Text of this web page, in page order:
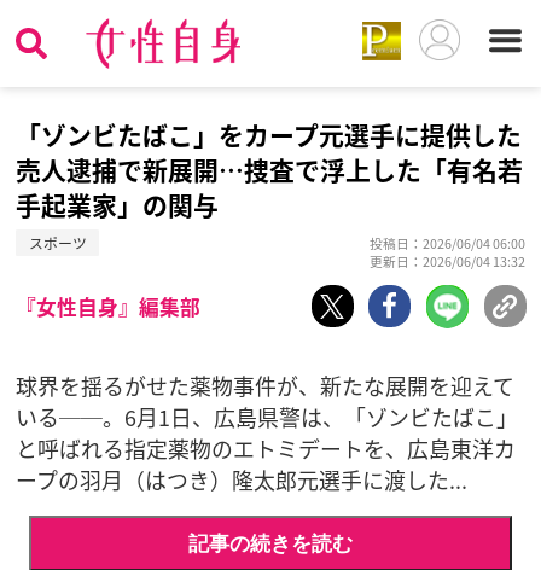
「ゾンビたばこ」をカープ元選手に提供した
売人逮捕で新展開…捜査で浮上した「有名若
手起業家」の関与
スポーツ
投稿日：2026/06/04 06:00
更新日：2026/06/04 13:32
『女性自身』編集部
球界を揺るがせた薬物事件が、新たな展開を迎えて
いる──。6月1日、広島県警は、「ゾンビたばこ」
と呼ばれる指定薬物のエトミデートを、広島東洋カ
ープの羽月（はつき）隆太郎元選手に渡した...
記事の続きを読む